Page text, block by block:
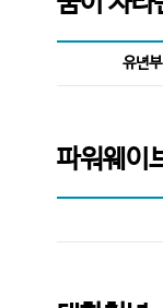
유년
파워웨이